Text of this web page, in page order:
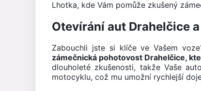
Lhotka, kde Vám pomůže zkušený
Otevírání aut Drahelčice
Zabouchli jste si klíče ve Vašem
zámečnická pohotovost Drahelčice,
dlouholeté zkušenosti, takže Vaše
motocyklu, což mu umožní rychlejší